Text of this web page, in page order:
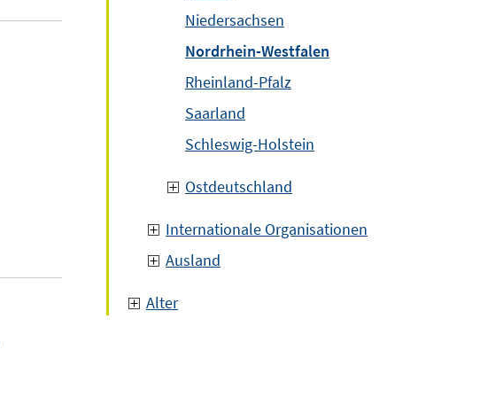
Niedersachsen
Nordrhein-Westfalen
Rheinland-Pfalz
Saarland
Schleswig-Holstein
Ostdeutschland
Internationale Organisationen
Ausland
Alter